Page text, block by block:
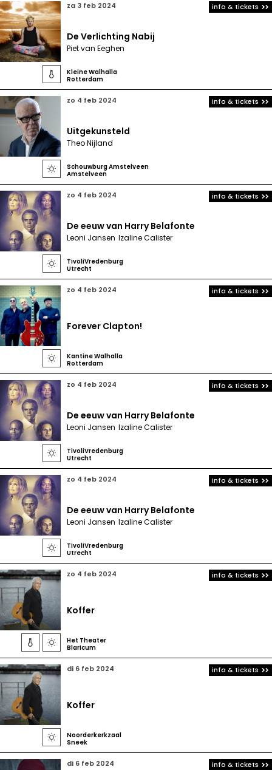

za 3 feb 2024
De Verlichting Nabij
Piet van Eeghen
Kleine Walhalla
Rotterdam
info & tickets

zo 4 feb 2024
Uitgekunsteld
Theo Nijland
Schouwburg Amstelveen
Amstelveen
info & tickets

zo 4 feb 2024
De eeuw van Harry Belafonte
Leoni Jansen Izaline Calister
TivoliVredenburg
Utrecht
info & tickets

zo 4 feb 2024
Forever Clapton!
Kantine Walhalla
Rotterdam
info & tickets

zo 4 feb 2024
De eeuw van Harry Belafonte
Leoni Jansen Izaline Calister
TivoliVredenburg
Utrecht
info & tickets

zo 4 feb 2024
De eeuw van Harry Belafonte
Leoni Jansen Izaline Calister
TivoliVredenburg
Utrecht
info & tickets
 
zo 4 feb 2024
Koffer
Het Theater
Blaricum
info & tickets

di 6 feb 2024
Koffer
Noorderkerkzaal
Sneek
info & tickets
di 6 feb 2024 info & tickets